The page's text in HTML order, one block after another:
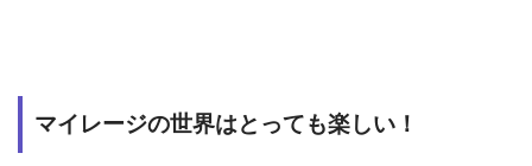
マイレージの世界はとっても楽しい！